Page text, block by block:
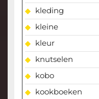
kleding
kleine
kleur
knutselen
kobo
kookboeken